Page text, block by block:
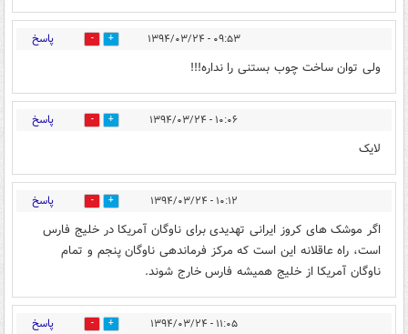
۰۹:۵۳ - ۱۳۹۴/۰۳/۲۴ 0 پاسخ
ولی توان ساخت چوب بستنی را نداره!!!
۱۰:۰۶ - ۱۳۹۴/۰۳/۲۴ 0 پاسخ
لایک
۱۰:۱۲ - ۱۳۹۴/۰۳/۲۴ 1 پاسخ
اگر موشک های کروز ایرانی تهدیدی برای ناوگان آمریکا در خلیج فارس
است، راه عاقلانه این است که مرکز فرماندهی ناوگان پنجم و تمام
ناوگان آمریکا از خلیج همیشه فارس خارج شوند.
۱۱:۰۵ - ۱۳۹۴/۰۳/۲۴ 1 پاسخ